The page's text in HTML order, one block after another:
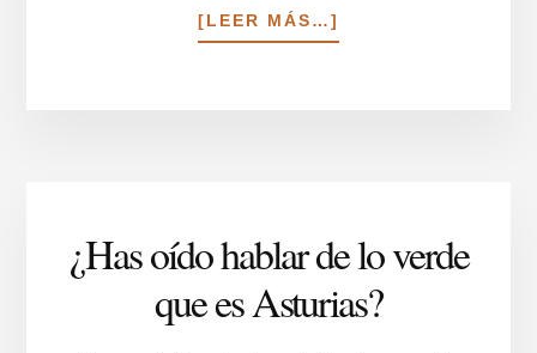
[LEER MÁS…]
DE
¿Has oído hablar de lo verde
que es Asturias?